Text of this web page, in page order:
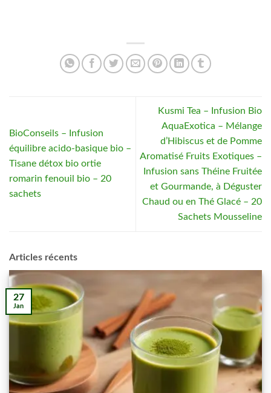
BioConseils – Infusion
équilibre acido-basique bio –
Tisane détox bio ortie
romarin fenouil bio – 20
sachets
Kusmi Tea – Infusion Bio
AquaExotica – Mélange
d’Hibiscus et de Pomme
Aromatisé Fruits Exotiques –
Infusion sans Théine Fruitée
et Gourmande, à Déguster
Chaud ou en Thé Glacé – 20
Sachets Mousseline
Articles récents
27
Jan